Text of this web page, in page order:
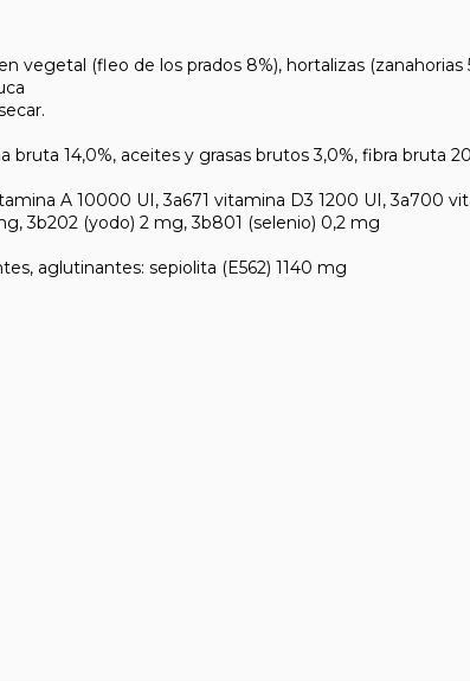
vegetal (fleo de los prados 8%), hortalizas
bruta 14,0%, aceites y grasas brutos 3,0%, fibra bruta
A 10000 UI, 3a671 vitamina D3 1200 UI, 3a700
3b202 (yodo) 2 mg, 3b801 (selenio) 0,2 mg
aglutinantes: sepiolita (E562) 1140 mg